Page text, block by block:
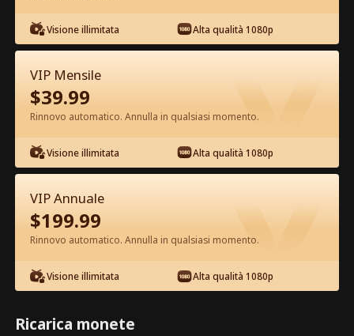
Episodio 56 - La dolce moglie incinta
e marito ricco Film completo
1-50 51-80 Tutti gli episodi
56 57 59
Visione illimitata Alta qualità 1080p
VIP Mensile
$39.99
Rinnovo automatico. Annulla in qualsiasi momento.
Visione illimitata Alta qualità 1080p
VIP Annuale
$199.99
Rinnovo automatico. Annulla in qualsiasi momento.
Visione illimitata Alta qualità 1080p
Ricarica monete